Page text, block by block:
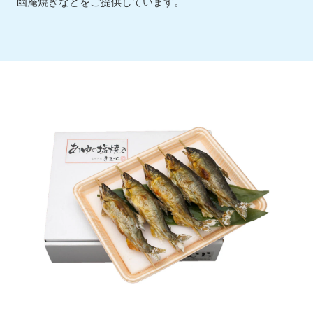
幽庵焼きなどをご提供しています。